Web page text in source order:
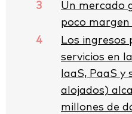
3
Un mercado
poco
4
Los ingresos
servicios en
IaaS, PaaS y
alojados)
millones de